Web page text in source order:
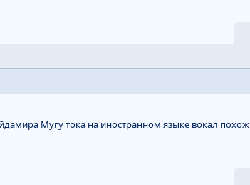
Мугу тока на иностранном языке вокал похож